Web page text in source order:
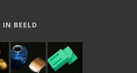
IN BEELD